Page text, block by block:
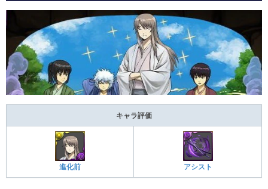
キャラ評価
進化前 アシスト